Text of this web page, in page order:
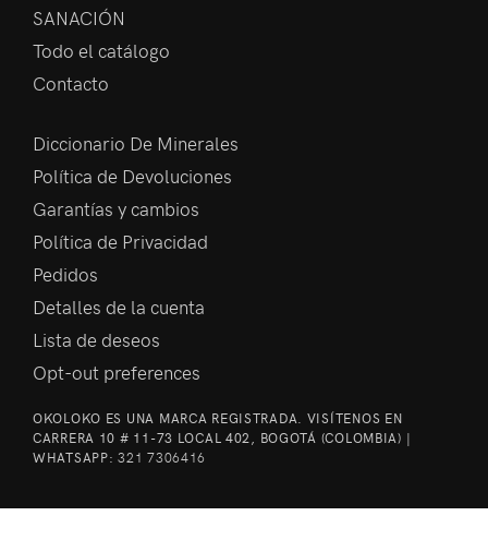
SANACIÓN
Todo el catálogo
Contacto
Diccionario De Minerales
Política de Devoluciones
Garantías y cambios
Política de Privacidad
Pedidos
Detalles de la cuenta
Lista de deseos
Opt-out preferences
OKOLOKO ES UNA MARCA REGISTRADA. VISÍTENOS EN
CARRERA 10 # 11-73 LOCAL 402, BOGOTÁ (COLOMBIA) |
WHATSAPP:321 7306416